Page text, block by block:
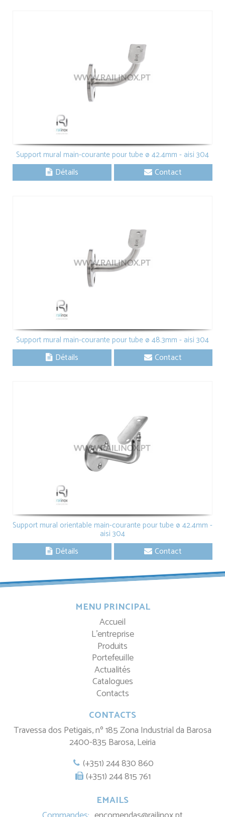
Support mural main-courante pour tube ø 42.4mm - aisi 304
Détails Contact
Support mural main-courante pour tube ø 48.3mm - aisi 304
Détails Contact
Support mural orientable main-courante pour tube ø 42.4mm -
aisi 304
Détails Contact
MENU PRINCIPAL
Accueil
L'entreprise
Produits
Portefeuille
Actualités
Catalogues
Contacts
CONTACTS
Travessa dos Petigais, nº 185 Zona Industrial da Barosa
2400-835 Barosa, Leiria
(+351) 244 830 860
(+351) 244 815 761
EMAILS